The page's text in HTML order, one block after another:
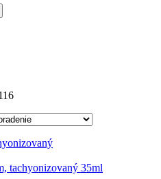
tachyonizovaný 35ml